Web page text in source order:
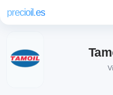
precioil.es